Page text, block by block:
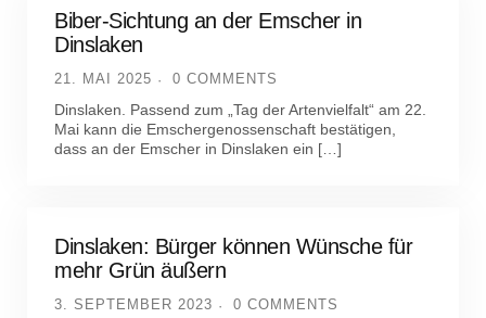
Biber-Sichtung an der Emscher in
Dinslaken
21. MAI 2025 0 COMMENTS
Dinslaken. Passend zum „Tag der Artenvielfalt“ am 22.
Mai kann die Emschergenossenschaft bestätigen,
dass an der Emscher in Dinslaken ein […]
Dinslaken: Bürger können Wünsche für
mehr Grün äußern
3. SEPTEMBER 2023 0 COMMENTS